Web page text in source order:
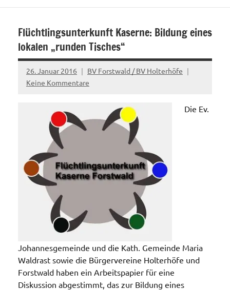
Flüchtlingsunterkunft Kaserne: Bildung eines
lokalen „runden Tisches“
26. Januar 2016
BV Forstwald / BV Holterhöfe
Keine Kommentare
Die Ev.
Johannesgemeinde und die Kath. Gemeinde Maria
Waldrast sowie die Bürgervereine Holterhöfe und
Forstwald haben ein Arbeitspapier für eine
Diskussion abgestimmt, das zur Bildung eines